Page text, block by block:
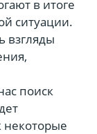
в итоге
ситуации.
взгляды
поиск
некоторые